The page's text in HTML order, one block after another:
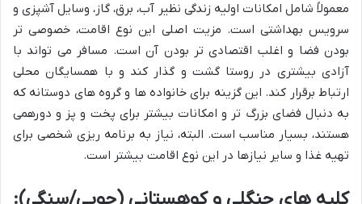
معمولاً شامل امکانات اولیه زندگی نظیر آب، برق، گاز، وسایل آشپزی و
سرویس بهداشتی است. مزیت اصلی این نوع اقامت، خصوصی تر
بودن فضا و اغلب اقتصادی تر بودن آن است. مسافر می تواند با
آزادی بیشتری در روستا گشت و گذار کند و با همسایگان محلی
ارتباط برقرار کند. این گزینه برای خانواده ها و گروه های دوستانه که
به دنبال فضای بزرگ تر و امکانات بیشتر برای پخت و پز و دورهمی
هستند، بسیار مناسب است. البته، نیاز به برنامه ریزی شخصی برای
تهیه غذا و سایر نیازها در این نوع اقامت بیشتر است.